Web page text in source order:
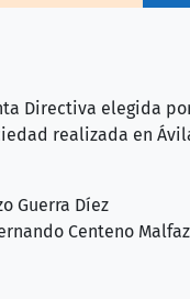
Directiva elegida
realizada en
Guerra Díez
Centeno Malfaz